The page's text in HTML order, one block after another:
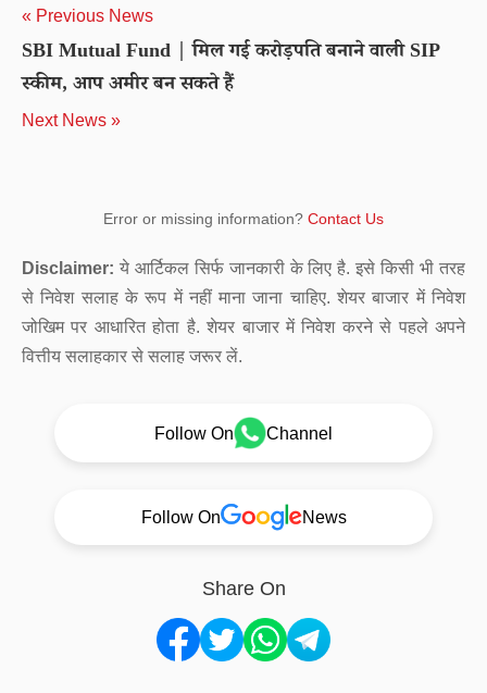
« Previous News
SBI Mutual Fund | मिल गई करोड़पति बनाने वाली SIP
स्कीम, आप अमीर बन सकते हैं
Next News »
Error or missing information? Contact Us
Disclaimer: ये आर्टिकल सिर्फ जानकारी के लिए है. इसे किसी भी तरह
से निवेश सलाह के रूप में नहीं माना जाना चाहिए. शेयर बाजार में निवेश
जोखिम पर आधारित होता है. शेयर बाजार में निवेश करने से पहले अपने
वित्तीय सलाहकार से सलाह जरूर लें.
Follow On Channel
Follow On News
Share On